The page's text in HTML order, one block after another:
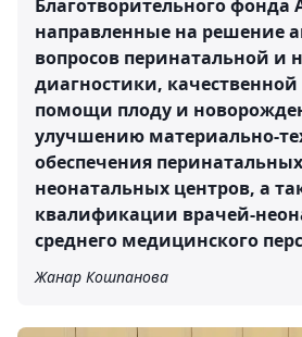
Благотворительного фонда
направленные на решение
вопросов перинатальной и
диагностики,
помощи плоду и
улучшению материально-
обеспечения
неонатальных центров, а
квалификации врачей-
среднего медицинского
Жанар Кошпанова